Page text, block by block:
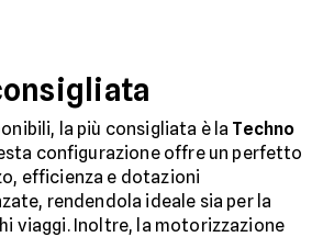
la più consigliata è la Techno
configurazione offre un perfetto
efficienza e dotazioni
rendendola ideale sia per la
viaggi. Inoltre, la motorizzazione